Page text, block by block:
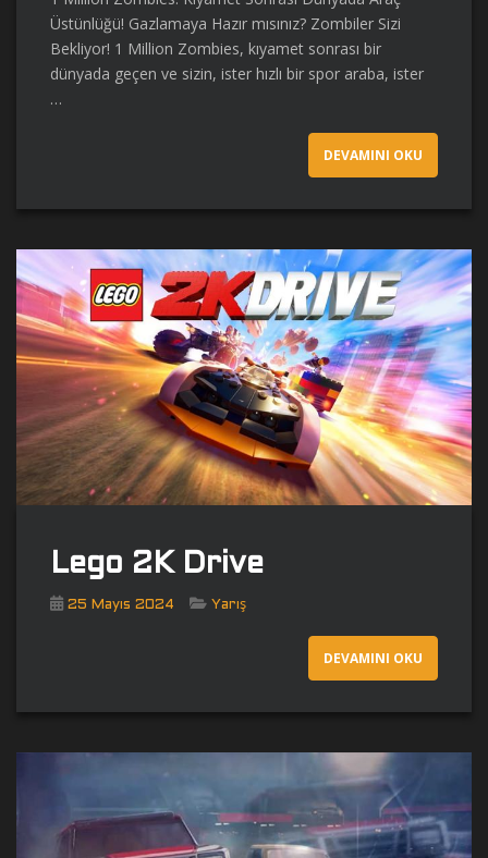
Üstünlüğü! Gazlamaya Hazır mısınız? Zombiler Sizi
Bekliyor! 1 Million Zombies, kıyamet sonrası bir
dünyada geçen ve sizin, ister hızlı bir spor araba, ister
…
DEVAMINI OKU
Lego 2K Drive
25 Mayıs 2024 Yarış
DEVAMINI OKU